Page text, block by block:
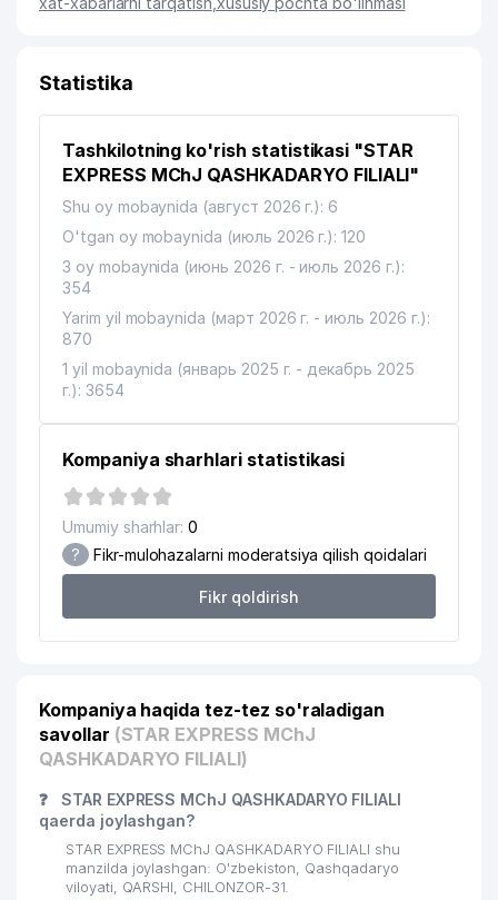
Statistika
Tashkilotning ko'rish statistikasi "STAR
EXPRESS MChJ QASHKADARYO FILIALI"
Shu oy mobaynida (август 2026 г.): 6
O'tgan oy mobaynida (июль 2026 г.): 120
3 oy mobaynida (июнь 2026 г. - июль 2026 г.):
354
Yarim yil mobaynida (март 2026 г. - июль 2026 г.):
870
1 yil mobaynida (январь 2025 г. - декабрь 2025
г.): 3654
Kompaniya sharhlari statistikasi
Umumiy sharhlar: 0
? Fikr-mulohazalarni moderatsiya qilish qoidalari
Fikr qoldirish
Kompaniya haqida tez-tez so'raladigan
savollar (STAR EXPRESS MChJ
QASHKADARYO FILIALI)
❓
STAR EXPRESS MChJ QASHKADARYO FILIALI
qaerda joylashgan?
STAR EXPRESS MChJ QASHKADARYO FILIALI shu
manzilda joylashgan: O'zbekiston, Qashqadaryo
viloyati, QARSHI, CHILONZOR-31.